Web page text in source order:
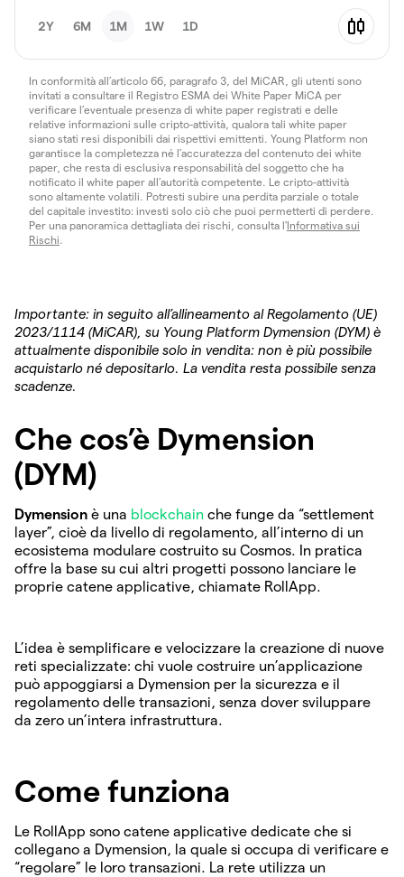
2Y 6M 1M 1W 1D
In conformità all’articolo 66, paragrafo 3, del MiCAR, gli utenti sono
invitati a consultare il Registro ESMA dei White Paper MiCA per
verificare l’eventuale presenza di white paper registrati e delle
relative informazioni sulle cripto-attività, qualora tali white paper
siano stati resi disponibili dai rispettivi emittenti. Young Platform non
garantisce la completezza né l’accuratezza del contenuto dei white
paper, che resta di esclusiva responsabilità del soggetto che ha
notificato il white paper all’autorità competente. Le cripto-attività
sono altamente volatili. Potresti subire una perdita parziale o totale
del capitale investito: investi solo ciò che puoi permetterti di perdere.
Per una panoramica dettagliata dei rischi, consulta l'Informativa sui
Rischi.
Importante: in seguito all’allineamento al Regolamento (UE)
2023/1114 (MiCAR), su Young Platform Dymension (DYM) è
attualmente disponibile solo in vendita: non è più possibile
acquistarlo né depositarlo. La vendita resta possibile senza
scadenze.
Che cos’è Dymension
(DYM)
Dymension è una blockchain che funge da “settlement
layer”, cioè da livello di regolamento, all’interno di un
ecosistema modulare costruito su Cosmos. In pratica
offre la base su cui altri progetti possono lanciare le
proprie catene applicative, chiamate RollApp.
L’idea è semplificare e velocizzare la creazione di nuove
reti specializzate: chi vuole costruire un’applicazione
può appoggiarsi a Dymension per la sicurezza e il
regolamento delle transazioni, senza dover sviluppare
da zero un’intera infrastruttura.
Come funziona
Le RollApp sono catene applicative dedicate che si
collegano a Dymension, la quale si occupa di verificare e
“regolare” le loro transazioni. La rete utilizza un